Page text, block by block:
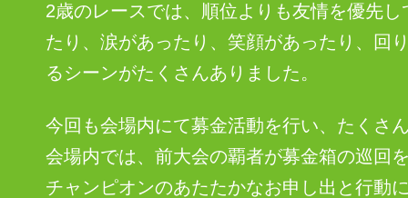
2歳のレースでは、順位よりも友情を優先
たり、涙があったり、笑顔があったり、回
るシーンがたくさんありました。
今回も会場内にて募金活動を行い、たくさ
会場内では、前大会の覇者が募金箱の巡回
チャンピオンのあたたかなお申し出と行動